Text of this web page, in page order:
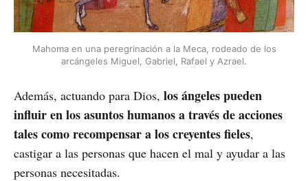
Mahoma en una peregrinación a la Meca, rodeado de los
arcángeles Miguel, Gabriel, Rafael y Azrael.
Además, actuando para Dios, los ángeles pueden
influir en los asuntos humanos a través de acciones
tales como recompensar a los creyentes fieles,
castigar a las personas que hacen el mal y ayudar a las
personas necesitadas.